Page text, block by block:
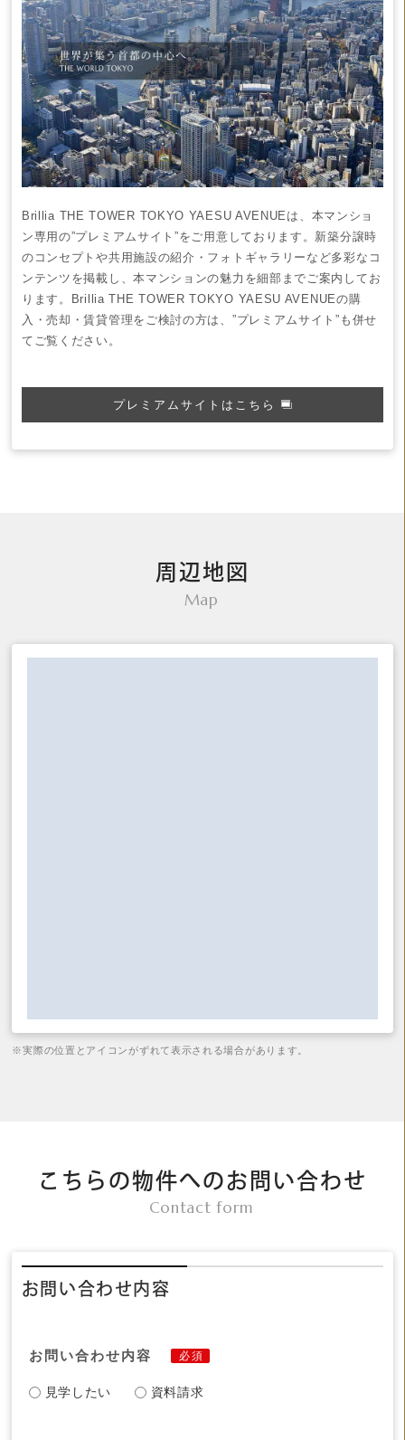
Brillia THE TOWER TOKYO YAESU AVENUE は、本マンショ
ン専用の”プレミアムサイト”をご用意しております。 新築分譲時
のコンセプトや共用施設の紹介・フォトギャラリーなど多彩なコ
ンテンツを掲載し、本マンションの魅力を細部までご案内してお
ります。
Brillia THE TOWER TOKYO YAESU AVENUEの購
入・売却・賃貸管理をご検討の方は、”プレミアムサイト”も併せ
てご覧ください。
プレミアムサイトはこちら
周辺地図
Map
※実際の位置とアイコンがずれて表示される場合があります。
こちらの物件へのお問い合わせ
Contact form
お問い合わせ内容
お問い合わせ内容 必須
見学したい 資料請求